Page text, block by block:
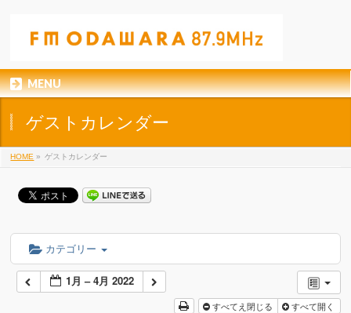
MENU
ゲストカレンダー
HOME » ゲストカレンダー
カテゴリー
1月 – 4月 2022
すべてえ閉じる すべて開く